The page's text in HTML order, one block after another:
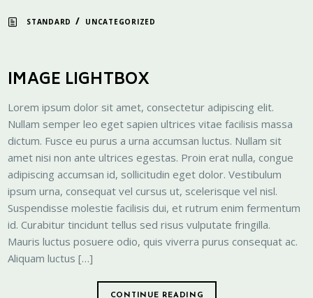
STANDARD / UNCATEGORIZED
IMAGE LIGHTBOX
Lorem ipsum dolor sit amet, consectetur adipiscing elit.
Nullam semper leo eget sapien ultrices vitae facilisis massa
dictum. Fusce eu purus a urna accumsan luctus. Nullam sit
amet nisi non ante ultrices egestas. Proin erat nulla, congue
adipiscing accumsan id, sollicitudin eget dolor. Vestibulum
ipsum urna, consequat vel cursus ut, scelerisque vel nisl.
Suspendisse molestie facilisis dui, et rutrum enim fermentum
id. Curabitur tincidunt tellus sed risus vulputate fringilla.
Mauris luctus posuere odio, quis viverra purus consequat ac.
Aliquam luctus […]
CONTINUE READING